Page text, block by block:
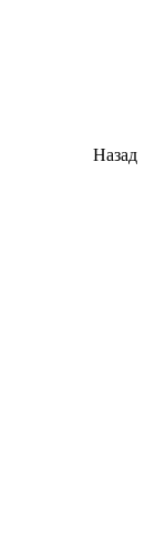
Назад